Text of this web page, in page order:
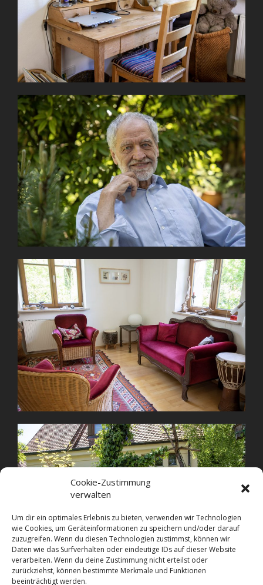
Cookie-Zustimmung
verwalten
Um dir ein optimales Erlebnis zu bieten, verwenden wir Technologien
wie Cookies, um Geräteinformationen zu speichern und/oder darauf
zuzugreifen. Wenn du diesen Technologien zustimmst, können wir
Daten wie das Surfverhalten oder eindeutige IDs auf dieser Website
verarbeiten. Wenn du deine Zustimmung nicht erteilst oder
zurückziehst, können bestimmte Merkmale und Funktionen
beeinträchtigt werden.